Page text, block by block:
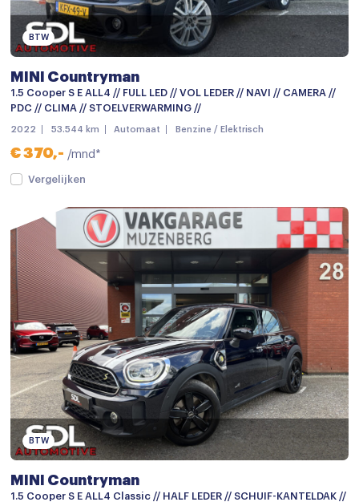
Dakspoiler
Dimlichten automatisch
Elektronische remkrachtverdeling
Grootlichtassistent
Grootlichtassistent
keyless entry
LED achterlichten
LED koplampen
Lichtmetalen velgen
Lichtmetalen velgen 18"
Parkeersensor achter
Parkeersensor achter
Parkeersensoren
Achteruitrijcamera
Apple carplay
Audio-navigatie full map
BTW
MINI Countryman
1.5 Cooper S E ALL4 // FULL LED // VOL LEDER // NAVI // CAMERA //
PDC // CLIMA // STOELVERWARMING //
2022 53.544 km Automaat Benzine / Elektrisch
€ 370,- /mnd*
Vergelijken
BTW
MINI Countryman
1.5 Cooper S E ALL4 Classic // HALF LEDER // SCHUIF-KANTELDAK //